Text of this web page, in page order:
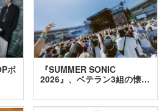
ボ
『SUMMER SONIC
2026』、ベテラン3組の懐…